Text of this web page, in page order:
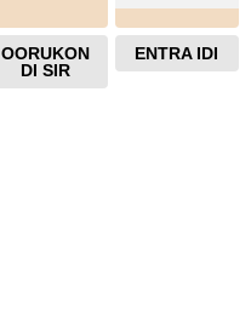
OORUKON
DI SIR
ENTRA IDI